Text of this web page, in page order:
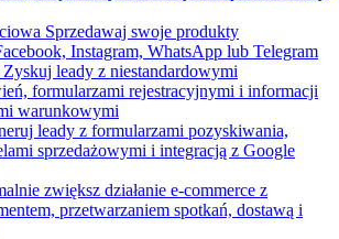
Sprzedawaj swoje produkty
Instagram, WhatsApp lub Telegram
Zyskuj leady z niestandardowymi
formularzami rejestracyjnymi i informacji
warunkowymi
leady z formularzami pozyskiwania,
sprzedażowymi i integracją z Google
zwiększ działanie e-commerce z
przetwarzaniem spotkań, dostawą i